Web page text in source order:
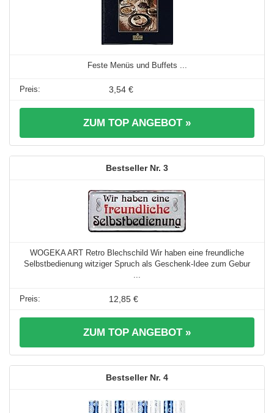
Feste Menüs und Buffets ...
3,54 €
ZUM TOP ANGEBOT »
3
WOGEKA ART Retro Blechschild Wir haben eine freundliche
Selbstbedienung witziger Spruch als Geschenk-Idee zum Gebur
...
12,85 €
ZUM TOP ANGEBOT »
4